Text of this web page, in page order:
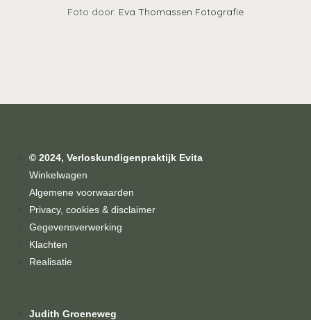
Foto door: Eva Thomassen Fotografie
© 2024, Verloskundigenpraktijk Evita
Winkelwagen
Algemene voorwaarden
Privacy, cookies & disclaimer
Gegevensverwerking
Klachten
Realisatie
Judith Groeneweg